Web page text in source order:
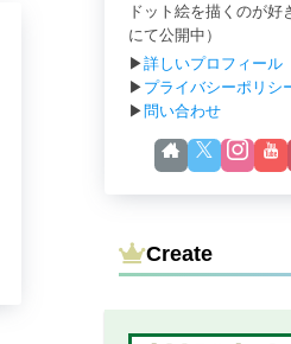
ドット絵を描くのが
にて公開中）
▶詳しいプロフィール
▶ プライバシーポリシ
▶問い合わせ
Create